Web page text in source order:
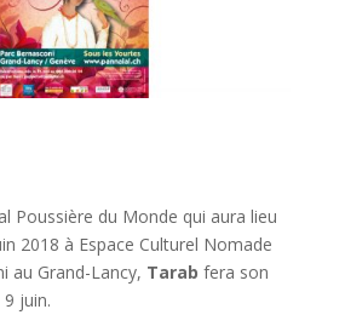
Poussière du Monde qui aura lieu
2018 à Espace Culturel Nomade
au Grand-Lancy, Tarab fera son
juin.